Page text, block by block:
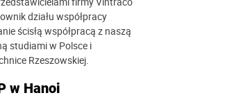
działu współpracy
ścisłą współpracą z naszą
studiami w Polsce i
Rzeszowskiej.
w Hanoi